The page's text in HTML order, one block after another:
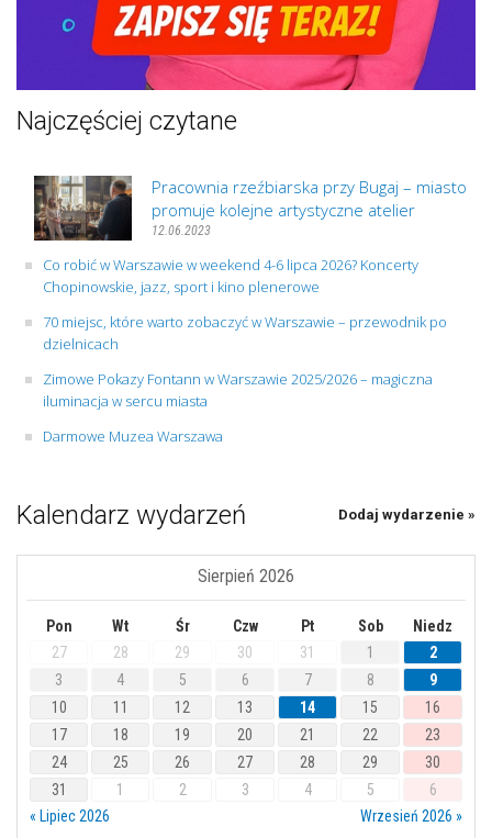
Najczęściej czytane
Pracownia rzeźbiarska przy Bugaj – miasto
promuje kolejne artystyczne atelier
12.06.2023
Co robić w Warszawie w weekend 4-6 lipca 2026? Koncerty
Chopinowskie, jazz, sport i kino plenerowe
70 miejsc, które warto zobaczyć w Warszawie – przewodnik po
dzielnicach
Zimowe Pokazy Fontann w Warszawie 2025/2026 – magiczna
iluminacja w sercu miasta
Darmowe Muzea Warszawa
Kalendarz wydarzeń Dodaj wydarzenie »
Sierpień 2026
Pon Wt Śr Czw Pt Sob
Niedz
27
28 29 30 31 1
2
3
4 5 6 7 8
9
10
11 12 13 14 15
16
17
18 19 20 21 22
23
24
25 26 27 28 29
30
31
1 2 3 4 5
6
« Lipiec 2026
Wrzesień 2026 »